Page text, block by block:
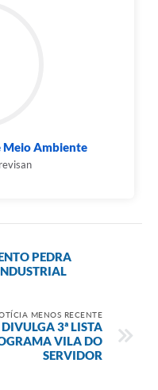
Meio Ambiente
PEDRA
MENOS RECENTE
3ª LISTA
VILA DO
SERVIDOR